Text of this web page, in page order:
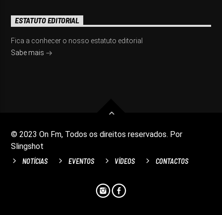
ESTATUTO EDITORIAL
Fica a conhecer o nosso estatuto editorial
Sabe mais
© 2023 On Fm, Todos os direitos reservados. Por
Slingshot
NOTÍCIAS EVENTOS VÍDEOS CONTACTOS